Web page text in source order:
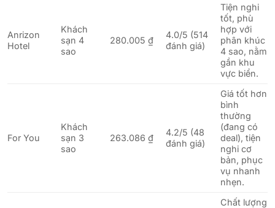
Anrizon
Hotel
Khách
sạn 4
sao
280.005 ₫
4.0/5 (514
đánh giá)
Tiện nghi
tốt, phù
hợp với
phân khúc
4 sao, nằm
gần khu
vực biển.
For You
Khách
sạn 3
sao
263.086 ₫
4.2/5 (48
đánh giá)
Giá tốt hơn
bình
thường
(đang có
deal), tiện
nghi cơ
bản, phục
vụ nhanh
nhẹn.
Chất lượng